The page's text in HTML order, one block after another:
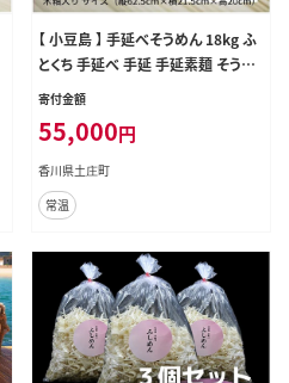
【 小豆島 】 手延べそうめん 18kg ふ
とくち 手延べ 手延 手延素麺 そうめ
ん 素麺 麺 麺類 もっちり めん 大容量
庄 土庄町
寄付金額
55,000円
香川県土庄町
常温